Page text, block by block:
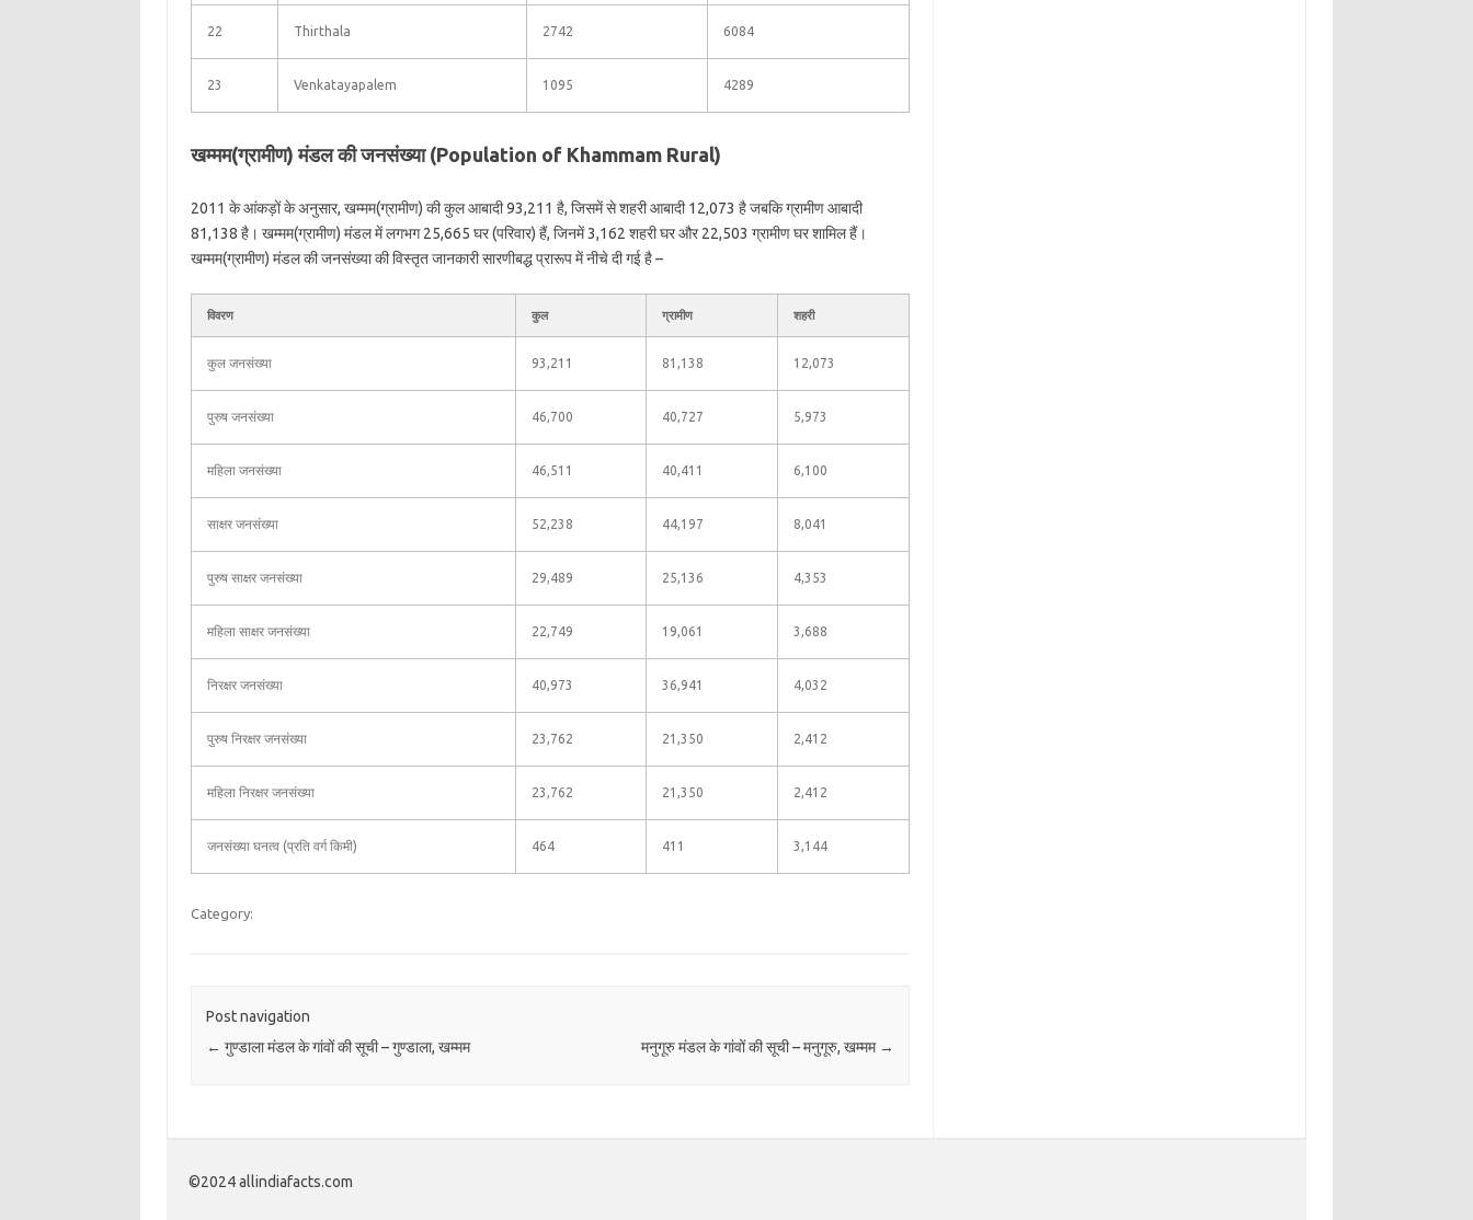
22 Thirthala 2742 6084
23 Venkatayapalem 1095 4289
खम्मम(ग्रामीण) मंडल की जनसंख्या (Population of Khammam Rural)
2011 के आंकड़ों के अनुसार, खम्मम(ग्रामीण) की कुल आबादी 93,211 है, जिसमें से शहरी आबादी 12,073 है जबकि ग्रामीण आबादी
81,138 है। खम्मम(ग्रामीण) मंडल में लगभग 25,665 घर (परिवार) हैं, जिनमें 3,162 शहरी घर और 22,503 ग्रामीण घर शामिल हैं।
खम्मम(ग्रामीण) मंडल की जनसंख्या की विस्तृत जानकारी सारणीबद्ध प्रारूप में नीचे दी गई है –
विवरण कुल ग्रामीण शहरी
कुल जनसंख्या 93,211 81,138 12,073
पुरुष जनसंख्या 46,700 40,727 5,973
महिला जनसंख्या 46,511 40,411 6,100
साक्षर जनसंख्या 52,238 44,197 8,041
पुरुष साक्षर जनसंख्या 29,489 25,136 4,353
महिला साक्षर जनसंख्या 22,749 19,061 3,688
निरक्षर जनसंख्या 40,973 36,941 4,032
पुरुष निरक्षर जनसंख्या 23,762 21,350 2,412
महिला निरक्षर जनसंख्या 23,762 21,350 2,412
जनसंख्या घनत्व (प्रति वर्ग किमी) 464 411 3,144
Category:
Post navigation
← गुण्डाला मंडल के गांवों की सूची – गुण्डाला, खम्मम मनुगूरु मंडल के गांवों की सूची – मनुगूरु, खम्मम →
©2024 allindiafacts.com